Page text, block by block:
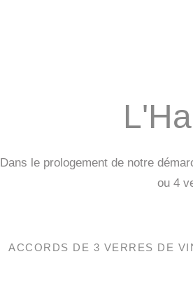
Dans le prologement de notre
ou 4
ACCORDS DE 3 VERRES DE